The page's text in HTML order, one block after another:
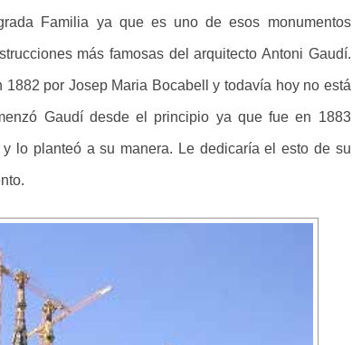
Familia ya que es uno de esos monumentos
más famosas del arquitecto Antoni Gaudí.
por Josep Maria Bocabell y todavía hoy no está
Gaudí desde el principio ya que fue en 1883
lo planteó a su manera. Le dedicaría el esto de su